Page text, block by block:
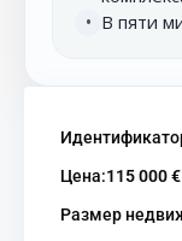
• В пяти
Цена:115 000 €
Размер